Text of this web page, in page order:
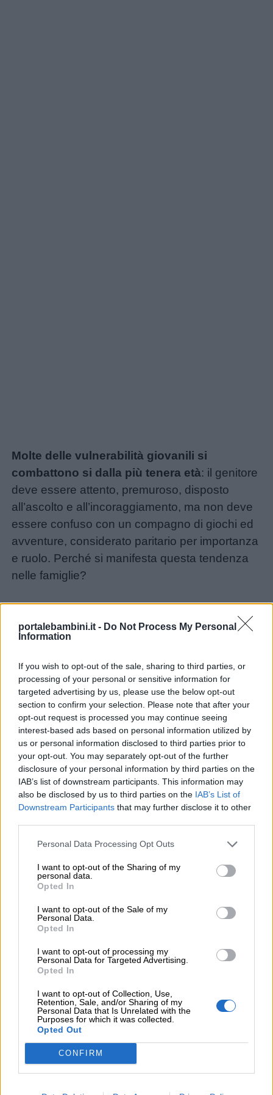
portalebambini.it - Do Not Process My Personal
Information
If you wish to opt-out of the sale, sharing to third parties, or
processing of your personal or sensitive information for
targeted advertising by us, please use the below opt-out
section to confirm your selection. Please note that after your
opt-out request is processed you may continue seeing
interest-based ads based on personal information utilized by
us or personal information disclosed to third parties prior to
your opt-out. You may separately opt-out of the further
disclosure of your personal information by third parties on the
IAB’s list of downstream participants. This information may
also be disclosed by us to third parties on the IAB’s List of
Downstream Participants that may further disclose it to other
Personal Data Processing Opt Outs
I want to opt-out of the Sharing of my
personal data.
Opted In
I want to opt-out of the Sale of my
Personal Data.
Opted In
I want to opt-out of processing my
Personal Data for Targeted Advertising.
Opted In
I want to opt-out of Collection, Use,
Retention, Sale, and/or Sharing of my
Personal Data that Is Unrelated with the
Purposes for which it was collected.
Opted Out
CONFIRM
siamo
Contatti
Privacy
Molte delle vulnerabilità giovanili si
combattono si dalla più tenera età: il genitore
deve essere attento, premuroso, disposto
all’ascolto e all’incoraggiamento, ma non deve
essere confuso con un compagno di giochi ed
avventure, considerato paritario per importanza
e ruolo. Perché si manifesta questa tendenza
nelle famiglie?
Sapienza di Roma e psicoanalista
dell’International Psychoanalytical Association,
aveva rilasciato qualche tempo fa una
dichiarazione alla stampa che qui riprendiamo:
non sentirli così sono proprio coloro che
li incarnano. I genitori di oggi sono soli,
sentono così liquido il proprio ruolo che
cercano conforto e conferma dai figli,
Genitori, mantenete il vostro
ruolo educativo, senza timori